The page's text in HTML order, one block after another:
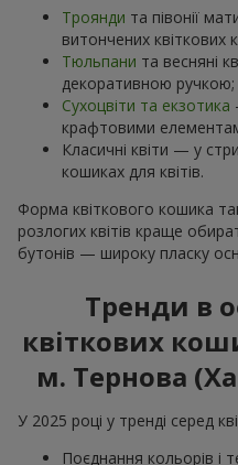
Троянди та півонії
витончених квіткових
Тюльпани та весняні
декоративною ручкою;
Сухоцвіти та екзотика
крафтовими
Класичні квіти — у
кошиках для квітів.
Форма квіткового кошика
розлогих квітів краще
бутонів — широку пласку
Тренди в
квіткових
м. Тернова
У 2025 році у тренді серед
Поєднання кольорів і